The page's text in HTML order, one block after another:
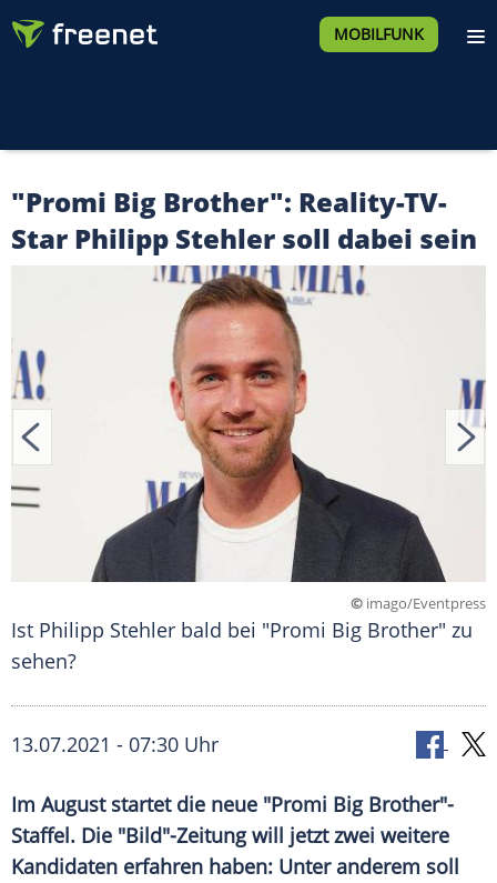
MOBILFUNK
"Promi Big Brother": Reality-TV-
Star Philipp Stehler soll dabei sein
© imago/Eventpress
Ist Philipp Stehler bald bei "Promi Big Brother" zu
sehen?
13.07.2021 - 07:30 Uhr
Im August startet die neue "Promi Big Brother"-
Staffel. Die "Bild"-Zeitungwill jetzt zwei weitere
Kandidaten erfahren haben: Unter anderem soll